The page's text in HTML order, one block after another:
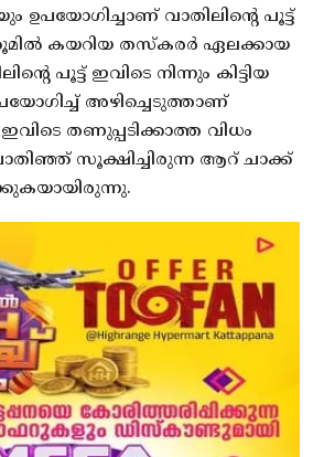
ഉപയോഗിച്ചാണ് വാതിലിന്റെ പൂട്ട്
കയറിയ തസ്കരർ ഏലക്കായ
പൂട്ട് ഇവിടെ നിന്നും കിട്ടിയ
അഴിച്ചെടുത്താണ്
തണുപ്പടിക്കാത്ത വിധം
സൂക്ഷിച്ചിരുന്ന ആറ് ചാക്ക്